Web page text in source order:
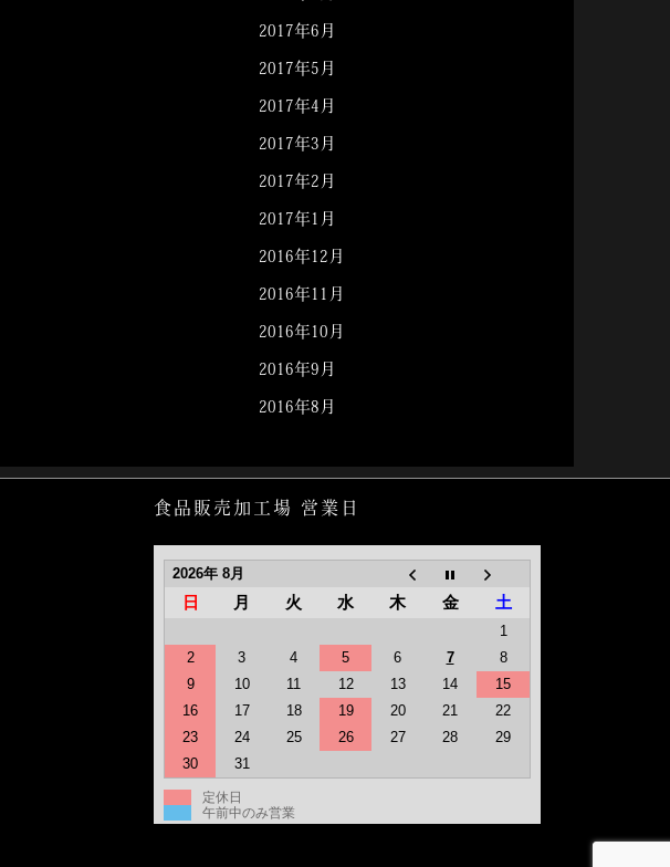
2017年6月
2017年5月
2017年4月
2017年3月
2017年2月
2017年1月
2016年12月
2016年11月
2016年10月
2016年9月
2016年8月
食品販売加工場 営業日
2026年 8月
日 月 火 水 木 金 土
1
2
3 4 5 6 7
8
9
10 11 12 13 14
15
16
17 18 19 20 21
22
23
24 25 26 27 28
29
30
31
定休日
午前中のみ営業